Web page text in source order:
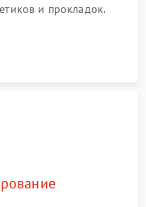
и прокладок.
по эталонному
температур.